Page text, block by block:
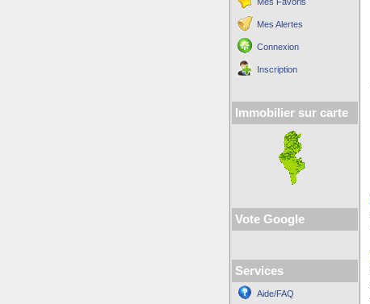
Mes Alertes
Connexion
Inscription
Immobilier sur carte
Vote Google
Services
Aide/FAQ